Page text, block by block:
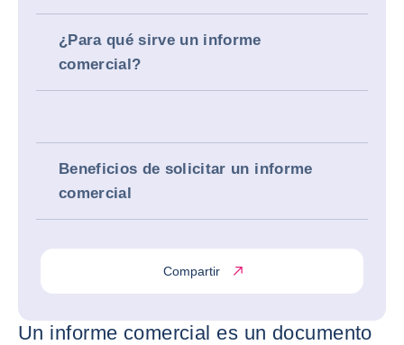
¿Para qué sirve un informe
comercial?
Beneficios de solicitar un informe
comercial
Compartir
Un informe comercial es un documento